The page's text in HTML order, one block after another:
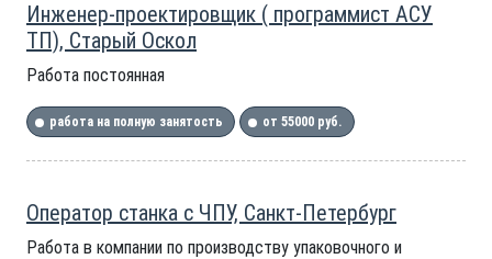
Инженер-проектировщик ( программист АСУ
ТП), Старый Оскол
Работа постоянная
работа на полную занятость от 55000 руб.
Оператор станка с ЧПУ, Санкт-Петербург
Работа в компании по производству упаковочного и